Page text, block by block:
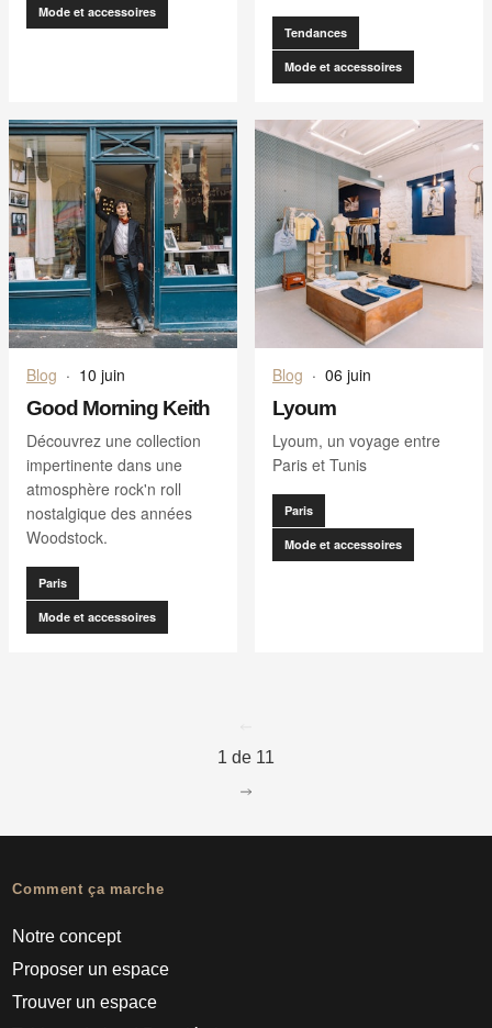
Mode et accessoires
Tendances
Mode et accessoires
Blog · 10 juin
Good Morning Keith
Découvrez une collection
impertinente dans une
atmosphère rock'n roll
nostalgique des années
Woodstock.
Paris
Mode et accessoires
Blog · 06 juin
Lyoum
Lyoum, un voyage entre
Paris et Tunis
Paris
Mode et accessoires
1 de 11
Comment ça marche
Notre concept
Proposer un espace
Trouver un espace